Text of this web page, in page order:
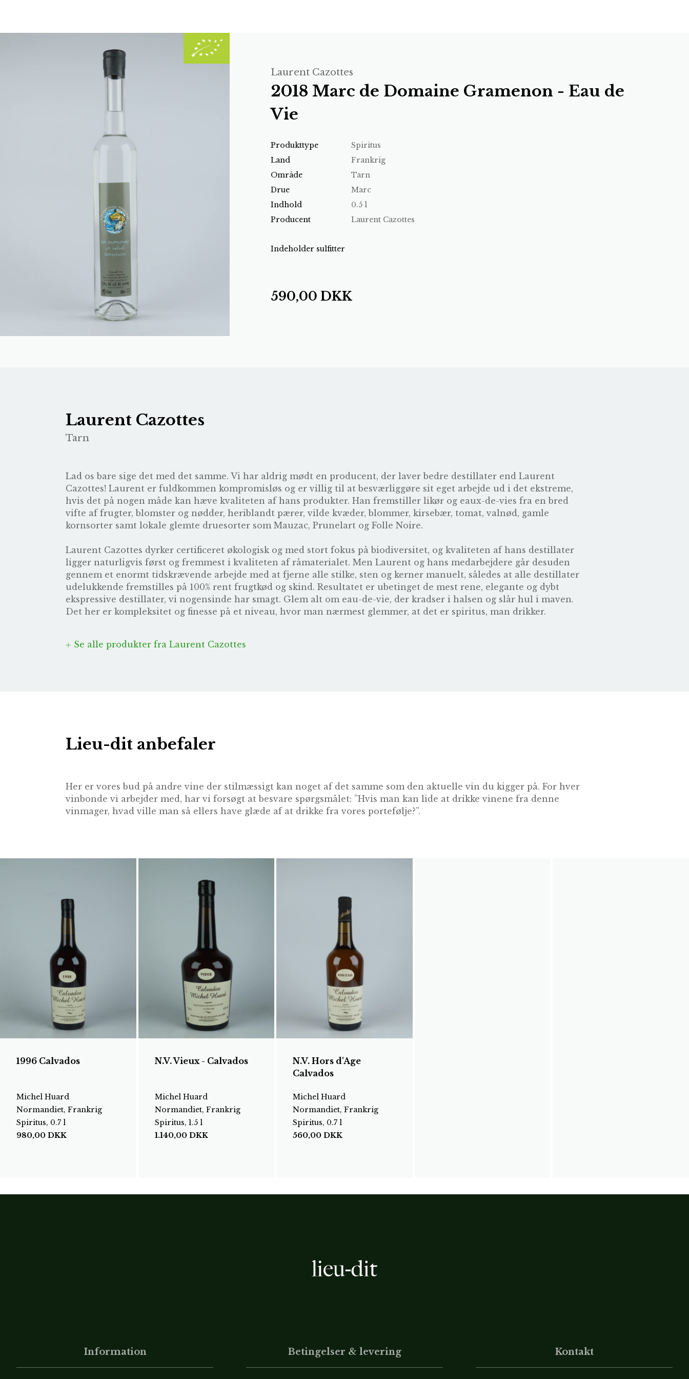
Laurent Cazottes
2018 Marc de Domaine Gramenon - Eau de
Vie
Produkttype
Spiritus
Land
Frankrig
Område
Tarn
Drue
Marc
Indhold
0.5 l
Producent
Laurent Cazottes
Indeholder sulfitter
590,00 DKK
Laurent Cazottes
Tarn
Lad os bare sige det med det samme. Vi har aldrig mødt en producent, der laver bedre destillater end Laurent
Cazottes! Laurent er fuldkommen kompromisløs og er villig til at besværliggøre sit eget arbejde ud i det ekstreme,
hvis det på nogen måde kan hæve kvaliteten af hans produkter. Han fremstiller likør og eaux-de-vies fra en bred
vifte af frugter, blomster og nødder, heriblandt pærer, vilde kvæder, blommer, kirsebær, tomat, valnød, gamle
kornsorter samt lokale glemte druesorter som Mauzac, Prunelart og Folle Noire.
Laurent Cazottes dyrker certificeret økologisk og med stort fokus på biodiversitet, og kvaliteten af hans destillater
ligger naturligvis først og fremmest i kvaliteten af råmaterialet. Men Laurent og hans medarbejdere går desuden
gennem et enormt tidskrævende arbejde med at fjerne alle stilke, sten og kerner manuelt, således at alle destillater
udelukkende fremstilles på 100% rent frugtkød og skind. Resultatet er ubetinget de mest rene, elegante og dybt
ekspressive destillater, vi nogensinde har smagt. Glem alt om eau-de-vie, der kradser i halsen og slår hul i maven.
Det her er kompleksitet og finesse på et niveau, hvor man nærmest glemmer, at det er spiritus, man drikker.
Se alle produkter fra Laurent Cazottes
Lieu-dit anbefaler
Her er vores bud på andre vine der stilmæssigt kan noget af det samme som den aktuelle vin du kigger på. For hver
vinbonde vi arbejder med, har vi forsøgt at besvare spørgsmålet: ”Hvis man kan lide at drikke vinene fra denne
vinmager, hvad ville man så ellers have glæde af at drikke fra vores portefølje?”.
1996 Calvados
Michel Huard
Normandiet, Frankrig
Spiritus, 0.7 l
980,00 DKK
N.V. Vieux - Calvados
Michel Huard
Normandiet, Frankrig
Spiritus, 1.5 l
1.140,00 DKK
N.V. Hors d'Age
Calvados
Michel Huard
Normandiet, Frankrig
Spiritus, 0.7 l
560,00DKK
Information Betingelser & levering Kontakt